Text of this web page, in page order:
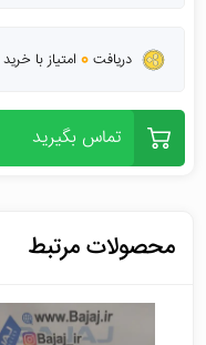
دریافت 0امتیاز با
تماس بگیرید
محصولات مرتبط